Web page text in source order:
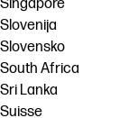
Singapore
Slovenija
Slovensko
South Africa
Sri Lanka
Suisse